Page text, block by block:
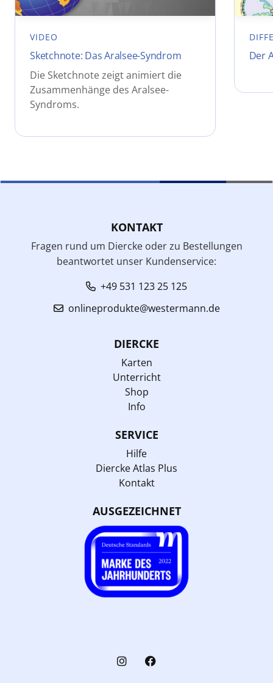
VIDEO
Sketchnote: Das Aralsee-Syndrom
Die Sketchnote zeigt animiert die
Zusammenhänge des Aralsee-
Syndroms.
Der
KONTAKT
Fragen rund um Diercke oder zu Bestellungen
beantwortet unser Kundenservice:
+49 531 123 25 125
onlineprodukte@westermann.de
DIERCKE
Karten
Unterricht
Shop
Info
SERVICE
Hilfe
Diercke Atlas Plus
Kontakt
AUSGEZEICHNET